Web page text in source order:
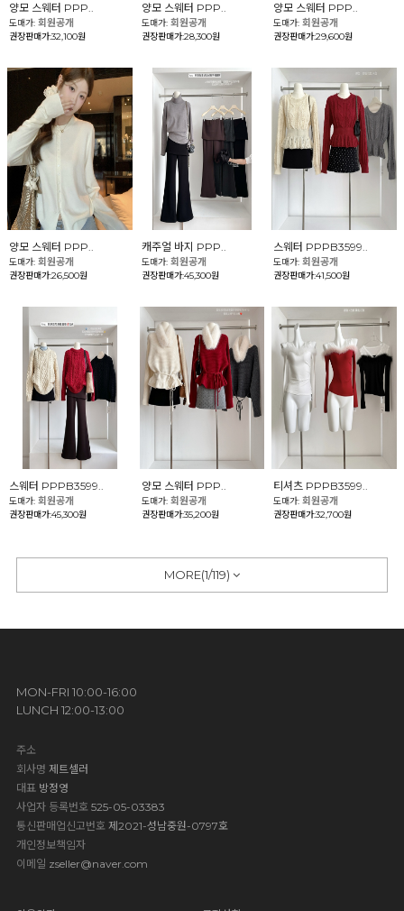
양모 스웨터 PPP..
도매가: 회원공개
권장판매가:32,100원
양모 스웨터 PPP..
도매가: 회원공개
권장판매가:28,300원
양모 스웨터 PPP..
도매가:회원공개
권장판매가:29,600원
양모 스웨터 PPP..
도매가: 회원공개
권장판매가:26,500원
캐주얼 바지 PPP..
도매가: 회원공개
권장판매가:45,300원
스웨터 PPPB3599..
도매가:회원공개
권장판매가:41,500원
스웨터 PPPB3599..
도매가: 회원공개
권장판매가:45,300원
양모 스웨터 PPP..
도매가: 회원공개
권장판매가:35,200원
티셔츠 PPPB3599..
도매가:회원공개
권장판매가:32,700원
MORE(1/119)
MON-FRI 10:00-16:00
LUNCH 12:00-13:00
주소
회사명 제트셀러
대표방정영
사업자 등록번호 525-05-03383
통신판매업신고번호 제2021-성남중원-0797호
개인정보책임자
이메일 zseller@naver.com